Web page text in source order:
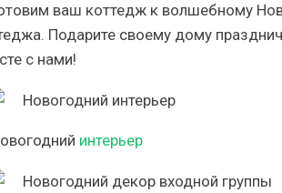
ваш коттедж к волшебному
Подарите своему дому
с нами!
интерьер